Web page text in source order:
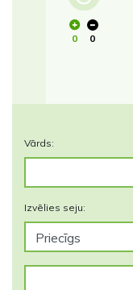
0 0
Vārds:
Izvēlies seju: